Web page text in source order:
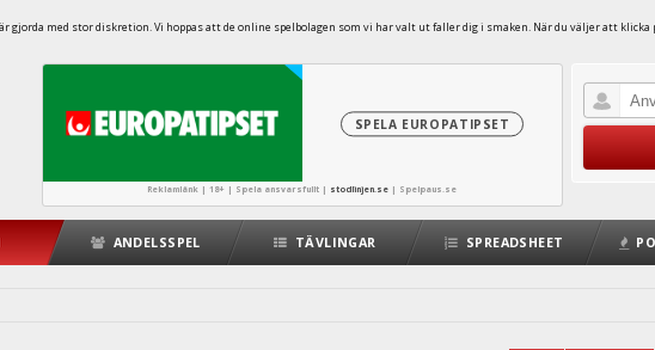
gjorda med stor diskretion. Vi hoppas att de online spelbolagen som vi har valt ut faller dig i smaken. När du väljer att
SPELA EUROPATIPSET
Reklamlänk | 18+ | Spela ansvarsfullt | stodlinjen.se | Spelpaus.se
ANDELSSPEL TÄVLINGAR SPREADSHEET